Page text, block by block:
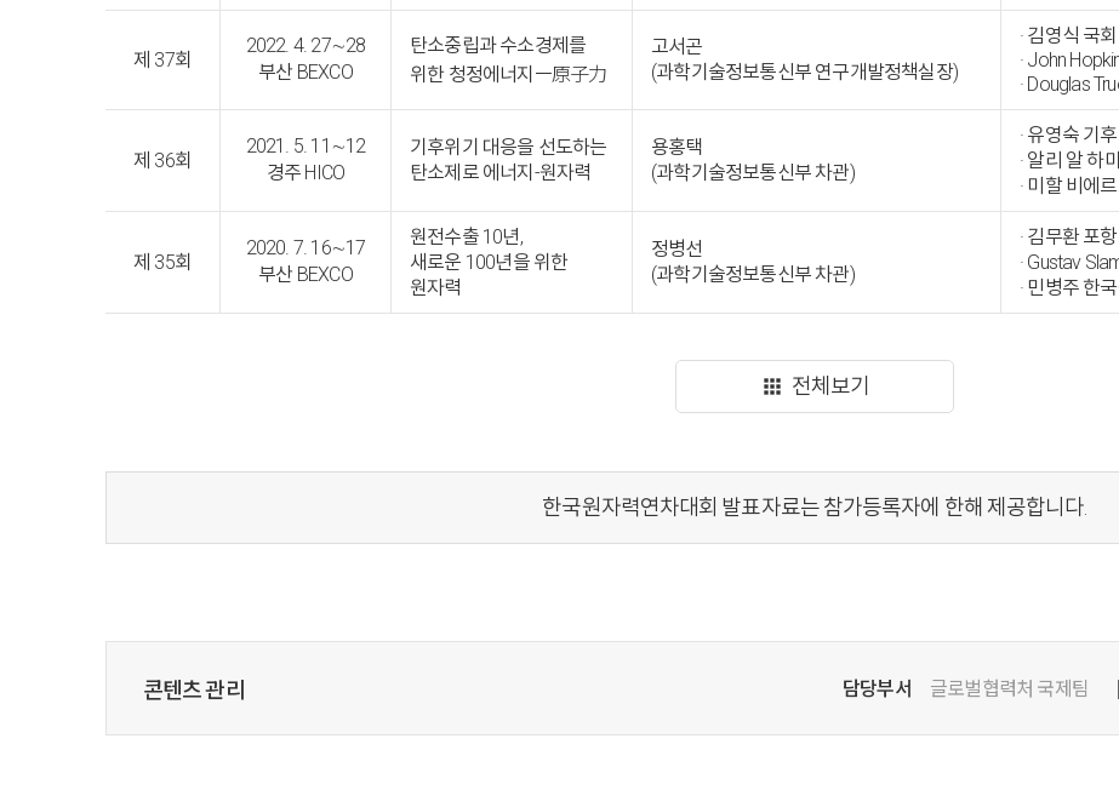
제 37회
2022. 4. 27∼28
부산 BEXCO
탄소중립과 수소경제를
위한 청정에너지ㅡ原子力
고서곤
(과학기술정보통신부 연구개발정책실장)
· 김영식 국
· John
· Douglas
제 36회
2021. 5. 11∼12
경주 HICO
기후위기 대응을 선도하는
탄소제로 에너지-원자력
용홍택
(과학기술정보통신부 차관)
· 유영숙 기
· 알리 알 하
· 미할 비에
제 35회
2020. 7. 16∼17
부산 BEXCO
원전수출 10년,
새로운 100년을 위한
원자력
정병선
(과학기술정보통신부 차관)
· 김무환 포
· Gustav
· 민병주 한
apps 전체보기
한국원자력연차대회 발표자료는 참가등록자에 한해 제공합니다.
콘텐츠 관리 담당부서 글로벌협력처 국제팀